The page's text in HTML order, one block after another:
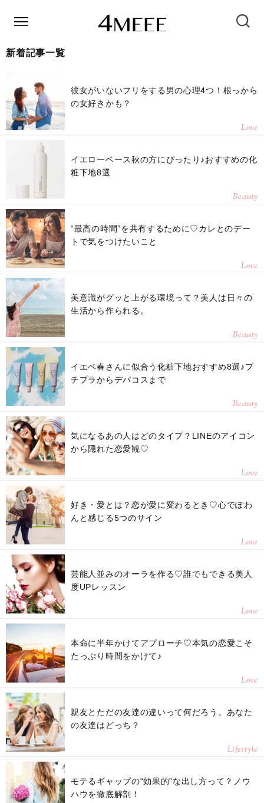
新着記事一覧
彼女がいないフリをする男の心理4つ！根っから
の女好きかも？
Love
イエローベース秋の方にぴったり♪おすすめの化
粧下地8選
Beauty
“最高の時間”を共有するために♡カレとのデー
トで気をつけたいこと
Love
美意識がグッと上がる環境って？美人は日々の
生活から作られる。
Beauty
イエベ春さんに似合う化粧下地おすすめ8選♪プ
チプラからデパコスまで
Beauty
気になるあの人はどのタイプ？LINEのアイコン
から隠れた恋愛観♡
Love
好き・愛とは？恋が愛に変わるとき♡心でぽわ
んと感じる5つのサイン
Love
芸能人並みのオーラを作る♡誰でもできる美人
度UPレッスン
Love
本命に半年かけてアプローチ♡本気の恋愛こそ
たっぷり時間をかけて♪
Love
親友とただの友達の違いって何だろう。あなた
の友達はどっち？
Lifestyle
モテるギャップの“効果的”な出し方って？ノウ
ハウを徹底解剖！